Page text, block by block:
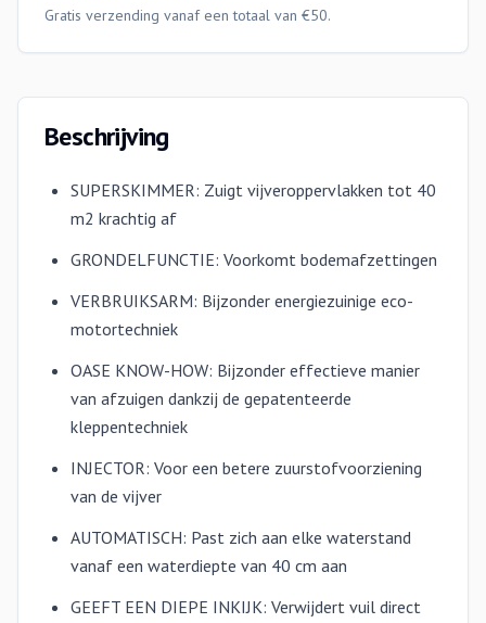
Gratis verzending vanaf een totaal van €50.
Beschrijving
SUPERSKIMMER: Zuigt vijveroppervlakken tot 40
m2 krachtig af
GRONDELFUNCTIE: Voorkomt bodemafzettingen
VERBRUIKSARM: Bijzonder energiezuinige eco-
motortechniek
OASE KNOW-HOW​​: Bijzonder effectieve manier
van afzuigen dankzij de gepatenteerde
kleppentechniek
INJECTOR: Voor een betere zuurstofvoorziening
van de vijver
AUTOMATISCH: Past zich aan elke waterstand
vanaf een waterdiepte van 40 cm aan
GEEFT EEN DIEPE INKIJK: Verwijdert vuil direct